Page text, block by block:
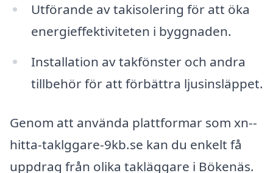
Utförande av takisolering för att öka
energieffektiviteten i byggnaden.
Installation av takfönster och andra
tillbehör för att förbättra ljusinsläppet.
Genom att använda plattformar som xn--
hitta-taklggare-9kb.se kan du enkelt få
uppdrag från olika takläggare i Bökenäs.